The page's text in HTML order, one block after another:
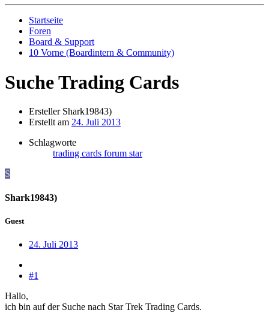
Startseite
Foren
Board & Support
10 Vorne (Boardintern & Community)
Suche Trading Cards
Ersteller Shark19843)
Erstellt am 24. Juli 2013
Schlagworte
trading cards forum star
S
Shark19843)
Guest
24. Juli 2013
#1
Hallo,
ich bin auf der Suche nach Star Trek Trading Cards.